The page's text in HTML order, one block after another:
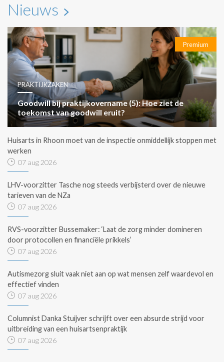
Nieuws
Premium
PRAKTIJKZAKEN
Goodwill bij praktijkovername (5): Hoe ziet de
toekomst van goodwill eruit?
Huisarts in Rhoon moet van de inspectie onmiddellijk stoppen met
werken
07 aug 2026
LHV-voorzitter Tasche nog steeds verbijsterd over de nieuwe
tarieven van de NZa
07 aug 2026
RVS-voorzitter Bussemaker: ‘Laat de zorg minder domineren
door protocollen en financiële prikkels’
07 aug 2026
Autismezorg sluit vaak niet aan op wat mensen zelf waardevol en
effectief vinden
07 aug 2026
Columnist Danka Stuijver schrijft over een absurde strijd voor
uitbreiding van een huisartsenpraktijk
07 aug 2026